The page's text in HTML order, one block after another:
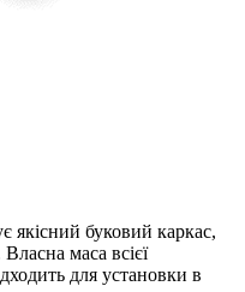
якісний буковий каркас,
маса всієї
для установки в